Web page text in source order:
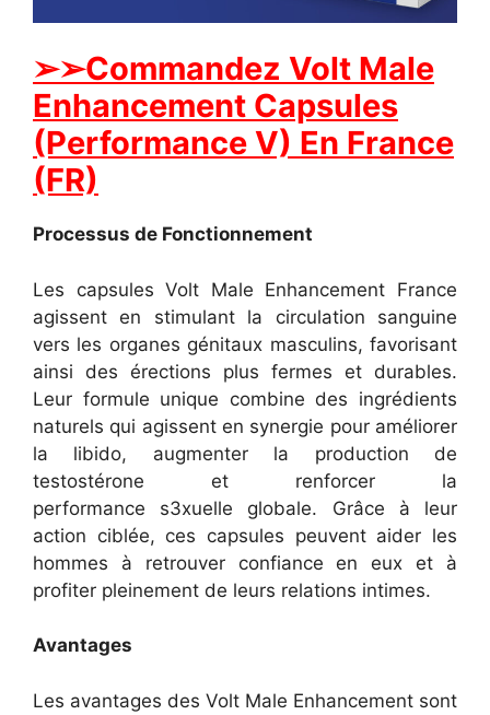
➢➢Commandez Volt Male
Enhancement Capsules
(Performance V) En France
(FR)
Processus de Fonctionnement
Les capsules Volt Male Enhancement France
agissent en stimulant la circulation sanguine
vers les organes génitaux masculins, favorisant
ainsi des érections plus fermes et durables.
Leur formule unique combine des ingrédients
naturels qui agissent en synergie pour améliorer
la libido, augmenter la production de
testostérone et renforcer la
performance s3xuelle globale. Grâce à leur
action ciblée, ces capsules peuvent aider les
hommes à retrouver confiance en eux et à
profiter pleinement de leurs relations intimes.
Avantages
Les avantages des Volt Male Enhancement sont